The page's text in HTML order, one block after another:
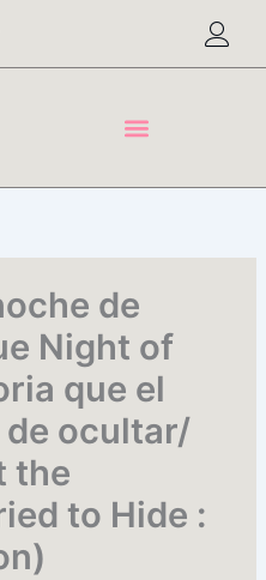
de
Night of
que el
ocultar/
the
to Hide :